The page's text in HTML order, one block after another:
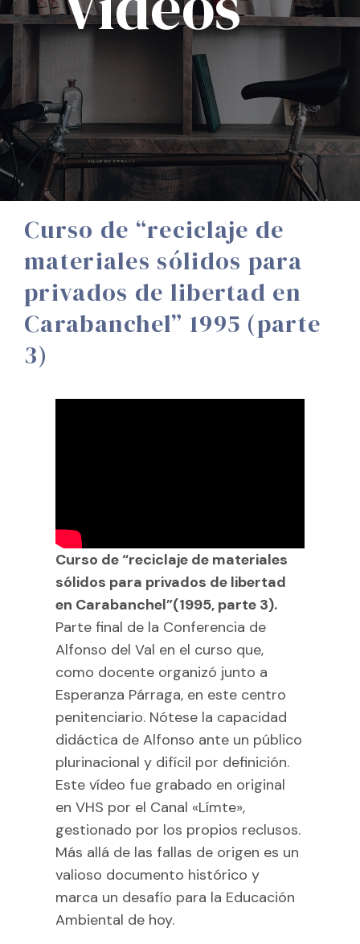
Curso de “reciclaje de
materiales sólidos para
privados de libertad en
Carabanchel” 1995 (parte
3)
Curso de “reciclaje de materiales
sólidos para privados de libertad
en Carabanchel”(1995, parte 3).
Parte final de la Conferencia de
Alfonso del Val en el curso que,
como docente organizó junto a
Esperanza Párraga, en este centro
penitenciario. Nótese la capacidad
didáctica de Alfonso ante un público
plurinacional y difícil por definición.
Este vídeo fue grabado en original
en VHS por el Canal «Límte»,
gestionado por los propios reclusos.
Más allá de las fallas de origen es un
valioso documento histórico y
marca un desafío para la Educación
Ambiental de hoy.